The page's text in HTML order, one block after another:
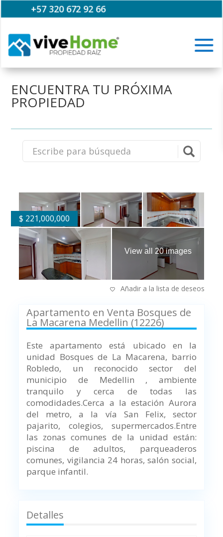
+57 320 672 92 66
ENCUENTRA TU PRÓXIMA
PROPIEDAD
$ 221,000,000
View all 20 images
Añadir a la lista de deseos
Apartamento en Venta Bosques de
La Macarena Medellin (12226)
Este apartamento está ubicado en la
unidad Bosques de La Macarena, barrio
Robledo, un reconocido sector del
municipio de Medellin , ambiente
tranquilo y cerca de todas las
comodidades.Cerca a la estación Aurora
del metro, a la vía San Felix, sector
pajarito, colegios, supermercados.Entre
las zonas comunes de la unidad están:
piscina de adultos, parqueaderos
comunes, vigilancia 24 horas, salón social,
parque infantil.
Detalles